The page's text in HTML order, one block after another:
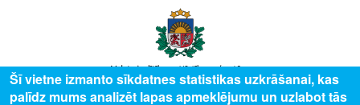
Šī vietne izmanto sīkdatnes statistikas uzkrāšanai, kas
palīdz mums analizēt lapas apmeklējumu un uzlabot tās